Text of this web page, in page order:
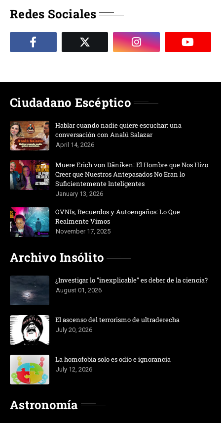
Redes Sociales
Ciudadano Escéptico
Hablar cuando nadie quiere escuchar: una
conversación con Analú Salazar
April 14, 2026
Muere Erich von Däniken: El Hombre que Nos Hizo
Creer que Nuestros Antepasados No Eran lo
Suficientemente Inteligentes
January 13, 2026
OVNIs, Recuerdos y Autoengaños: Lo Que
Realmente Vimos
November 17, 2025
Archivo Insólito
¿Investigar lo "inexplicable" es deber de la ciencia?
August 01, 2026
El ascenso del terrorismo de ultraderecha
July 20, 2026
La homofobia solo es odio e ignorancia
July 12, 2026
Astronomía